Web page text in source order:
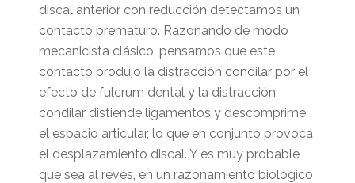
discal anterior con reducción detectamos un
contacto prematuro. Razonando de modo
mecanicista clásico, pensamos que este
contacto produjo la distracción condilar por el
efecto de fulcrum dental y la distracción
condilar distiende ligamentos y descomprime
el espacio articular, lo que en conjunto provoca
el desplazamiento discal. Y es muy probable
que sea al revés, en un razonamiento biológico